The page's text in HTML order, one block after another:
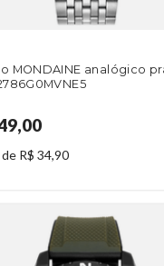
MONDAINE analógico
R$ 34,90